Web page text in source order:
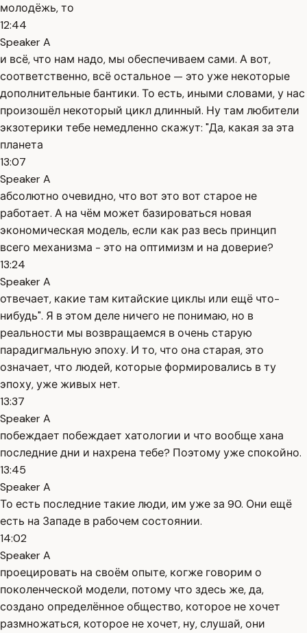
молодёжь, то
12:44
Speaker A
и всё, что нам надо, мы обеспечиваем сами. А вот,
соответственно, всё остальное — это уже некоторые
дополнительные бантики. То есть, иными словами, у нас
произошёл некоторый цикл длинный. Ну там любители
экзотерики тебе немедленно скажут: "Да, какая за эта
планета
13:07
Speaker A
абсолютно очевидно, что вот это вот старое не
работает. А на чём может базироваться новая
экономическая модель, если как раз весь принцип
всего механизма - это на оптимизм и на доверие?
13:24
Speaker A
отвечает, какие там китайские циклы или ещё что-
нибудь". Я в этом деле ничего не понимаю, но в
реальности мы возвращаемся в очень старую
парадигмальную эпоху. И то, что она старая, это
означает, что людей, которые формировались в ту
эпоху, уже живых нет.
13:37
Speaker A
побеждает побеждает хатологии и что вообще хана
последние дни и нахрена тебе? Поэтому уже спокойно.
13:45
Speaker A
То есть последние такие люди, им уже за 90. Они ещё
есть на Западе в рабочем состоянии.
14:02
Speaker A
проецировать на своём опыте, когже говорим о
поколенческой модели, потому что здесь же, да,
создано определённое общество, которое не хочет
размножаться, которое не хочет, ну, слушай, они